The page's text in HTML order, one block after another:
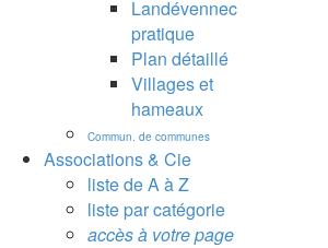
Landévennec
pratique
Plan détaillé
Villages et
hameaux
Commun. de communes
Associations & Cie
liste de A à Z
liste par catégorie
accès à votre page